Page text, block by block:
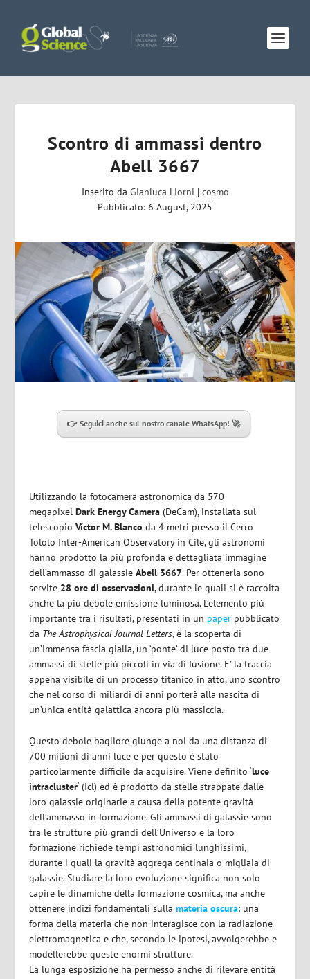
Scontro di ammassi dentro
Abell 3667
Inserito da Gianluca Liorni | cosmo
Pubblicato: 6 August, 2025
👉 Seguici anche sul nostro canale WhatsApp! 🚀
Utilizzando la fotocamera astronomica da 570
megapixelDark Energy Camera (DeCam), installata sul
telescopioVíctor M. Blanco da 4 metri presso il Cerro
Tololo Inter-American Observatory in Cile, gli astronomi
hanno prodotto la più profonda e dettagliata immagine
dell’ammasso di galassieAbell 3667. Per ottenerla sono
servite 28 ore di osservazioni, durante le quali si è raccolta
anche la più debole emissione luminosa. L’elemento più
importante tra i risultati, presentati in un paper pubblicato
da The Astrophysical Journal Letters, è la scoperta di
un’immensa fascia gialla, un ‘ponte’ di luce posto tra due
ammassi di stelle più piccoli in via di fusione. E’ la traccia
appena visibile di un processo titanico in atto, uno scontro
che nel corso di miliardi di anni porterà alla nascita di
un’unica entità galattica ancora più massiccia.
Questo debole bagliore giunge a noi da una distanza di
700 milioni di anni luce e per questo è stato
particolarmente difficile da acquisire. Viene definito ‘luce
intracluster‘ (Icl) ed è prodotto da stelle strappate dalle
loro galassie originarie a causa della potente gravità
dell’ammasso in formazione. Gli ammassi di galassie sono
tra le strutture più grandi dell’Universo e la loro
formazione richiede tempi astronomici lunghissimi,
durante i quali la gravità aggrega centinaia o migliaia di
galassie. Studiare la loro evoluzione significa non solo
capire le dinamiche della formazione cosmica, ma anche
ottenere indizi fondamentali sullamateria oscura: una
forma della materia che non interagisce con la radiazione
elettromagnetica e che, secondo le ipotesi, avvolgerebbe e
modellerebbe queste enormi strutture.
La lunga esposizione ha permesso anche di rilevare entità